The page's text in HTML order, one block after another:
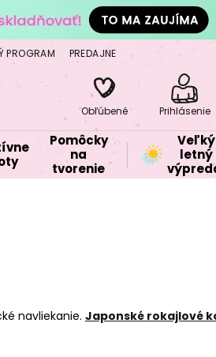
PROGRAM PREDAJNE
Obľúbené Prihlásenie
Pomôcky
na
tvorenie
Veľký
letný
navliekanie. Japonské rokajlové